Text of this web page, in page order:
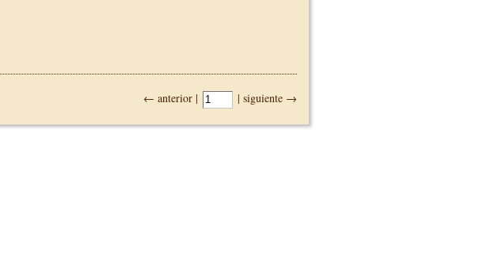
← anterior | | siguiente →